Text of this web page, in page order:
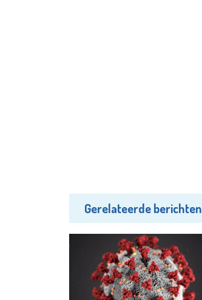
Gerelateerde berichten